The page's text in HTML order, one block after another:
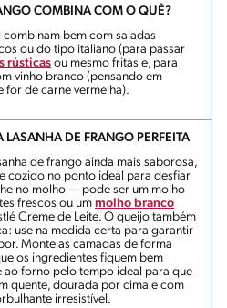
COMBINA COM O QUÊ?
combinam bem com saladas
ou do tipo italiano (para passar
rústicas ou mesmo fritas e, para
vinho branco (pensando em
for de carne vermelha).
LASANHA DE FRANGO PERFEITA
de frango ainda mais saborosa,
cozido no ponto ideal para desfiar
no molho — pode ser um molho
frescos ou um molho branco
Creme de Leite. O queijo também
use na medida certa para garantir
Monte as camadas de forma
os ingredientes fiquem bem
ao forno pelo tempo ideal para que
quente, dourada por cima e com
irresistível.